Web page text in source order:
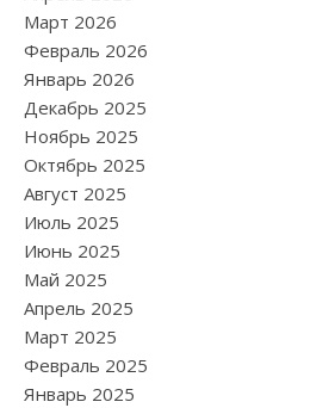
Март 2026
Февраль 2026
Январь 2026
Декабрь 2025
Ноябрь 2025
Октябрь 2025
Август 2025
Июль 2025
Июнь 2025
Май 2025
Апрель 2025
Март 2025
Февраль 2025
Январь 2025